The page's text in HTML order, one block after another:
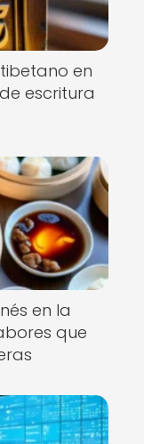
en
escritura
en la
que